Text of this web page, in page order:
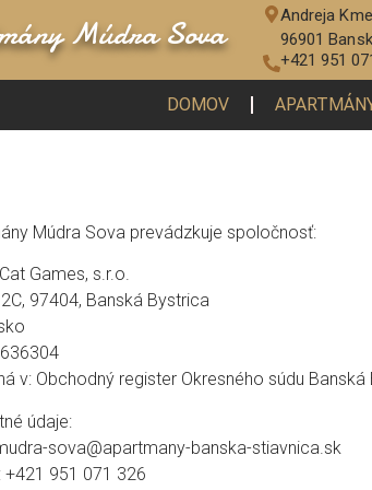
Múdra Sova
Andreja
96901
+421 951
DOMOV
Múdra Sova prevádzkuje spoločnosť:
Games, s.r.o.
97404, Banská Bystrica
v: Obchodný register Okresného súdu
údaje:
sova@apartmany-banska-stiavnica.sk
+421 951 071 326